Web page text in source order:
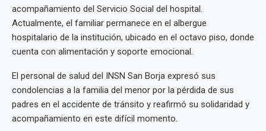
acompañamiento del Servicio Social del hospital.
Actualmente, el familiar permanece en el albergue
hospitalario de la institución, ubicado en el octavo piso, donde
cuenta con alimentación y soporte emocional.
El personal de salud del INSN San Borja expresó sus
condolencias a la familia del menor por la pérdida de sus
padres en el accidente de tránsito y reafirmó su solidaridad y
acompañamiento en este difícil momento.